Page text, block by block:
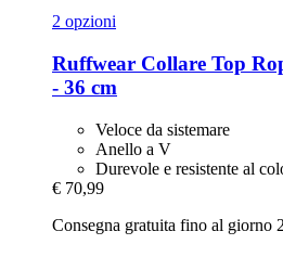
2 opzioni
Ruffwear Collare Top
-​ 36 cm
Veloce da sistemare
Anello a V
Durevole e resistente al
€ 70,99
Consegna gratuita fino al giorno